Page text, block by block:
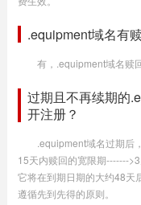
.equipment域名有
有，.equipment域名赎
过期且不再续期的
开注册？
.equipment域名过期后
15天内赎回的宽限期-------
它将在到期日期的大约48天
遵循先到先得的原则。